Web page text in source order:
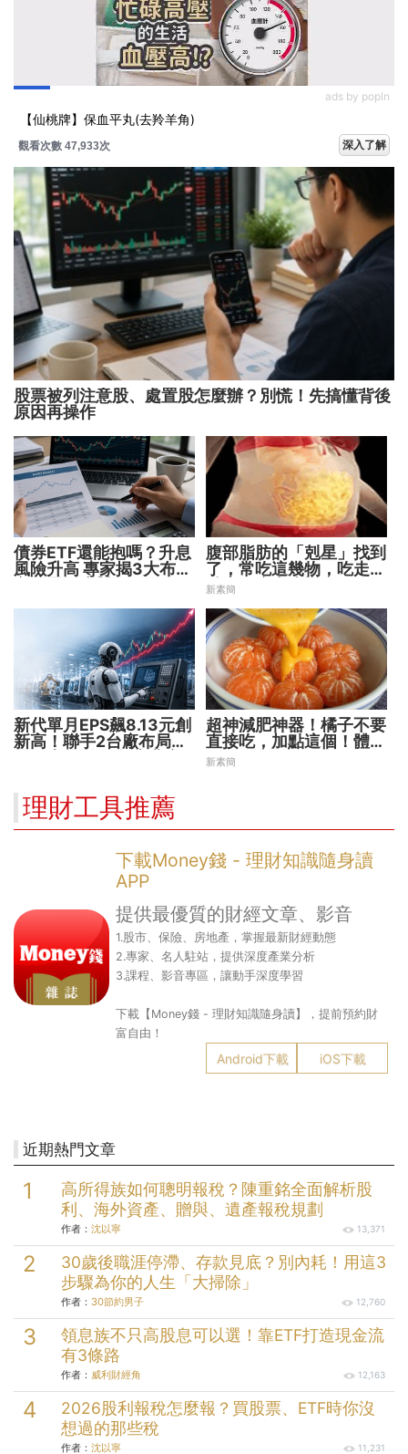
ads by popIn
【仙桃牌】保血平丸(去羚羊角)
觀看次數 47,938次 深入了解
股票被列注意股、處置股怎麼辦？別慌！先搞懂背後
原因再操作
債券ETF還能抱嗎？升息
風險升高 專家揭3大布局
腹部脂肪的「剋星」找到
了，常吃這幾物，吃走大
肚囊，瘦出小蠻腰
新素簡
新代單月EPS飆8.13元創
新高！聯手2台廠布局機
超神減肥神器！橘子不要
直接吃，加點這個！體重
天天下降
新素簡
理財工具推薦
下載Money錢 - 理財知識隨身讀
APP
提供最優質的財經文章、影音
1.股市、保險、房地產，掌握最新財經動態
2.專家、名人駐站，提供深度產業分析
3.課程、影音專區，讓動手深度學習
下載【Money錢 - 理財知識隨身讀】，提前預約財
富自由！
Android下載 iOS下載
近期熱門文章
高所得族如何聰明報稅？陳重銘全面解析股
利、海外資產、贈與、遺產報稅規劃
作者： 沈以寧 13,371
30歲後職涯停滯、存款見底？別內耗！用這3
步驟為你的人生「大掃除」
作者： 30節約男子 12,760
領息族不只高股息可以選！靠ETF打造現金流
有3條路
作者： 威利財經角 12,163
2026股利報稅怎麼報？買股票、ETF時你沒
想過的那些稅
作者： 沈以寧 11,231